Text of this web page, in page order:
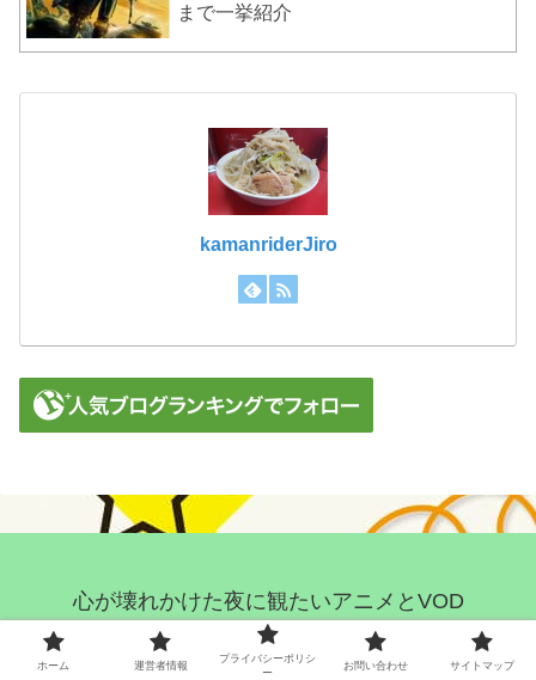
まで一挙紹介
kamanriderJiro
心が壊れかけた夜に観たいアニメとVOD
ホーム
運営者情報
プライバシーポリシー
お問い合わせ
ホーム 運営者情報
プライバシーポリシ
ー
お問い合わせ サイトマップ